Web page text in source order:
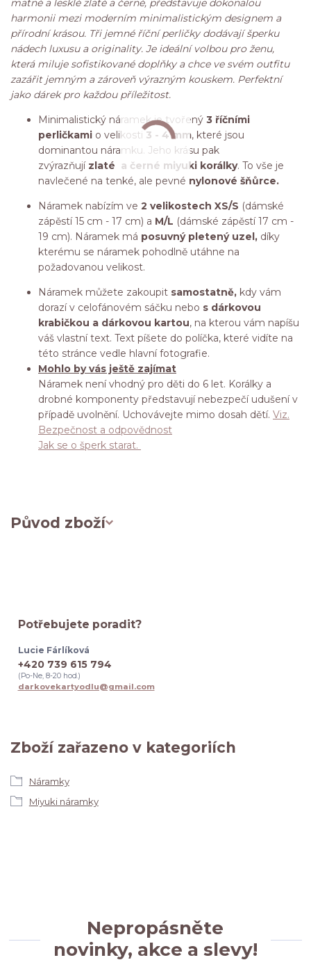
matné a lesklé zlaté a černé, představuje dokonalou
harmonii mezi moderním minimalistickým designem a
přírodní krásou. Tři jemné říční perličky dodávají šperku
nádech luxusu a originality. Je ideální volbou pro ženu,
která miluje sofistikované doplňky a chce ve svém outfitu
zazářit jemným a zároveň výrazným kouskem. Perfektní
jako dárek pro každou příležitost.
Minimalistický náramek je tvořený 3 říčními
perličkami o velikosti 3 - 4 mm, které jsou
dominantou náramku. Jeho krásu pak
zvýrazňují zlaté a černé miyuki korálky. To vše je
navlečené na tenké, ale pevné nylonové šňůrce.
Náramek nabízím ve 2 velikostech XS/S (dámské
zápěstí 15 cm - 17 cm) a M/L (dámské zápěstí 17 cm -
19 cm). Náramek má posuvný pletený uzel, díky
kterému se náramek pohodlně utáhne na
požadovanou velikost.
Náramek můžete zakoupit samostatně, kdy vám
dorazí v celofánovém sáčku nebo s dárkovou
krabičkou a dárkovou kartou, na kterou vám napíšu
váš vlastní text. Text píšete do políčka, které vidíte na
této stránce vedle hlavní fotografie.
Mohlo by vás ještě zajímat
Náramek není vhodný pro děti do 6 let. Korálky a
drobné komponenty představují nebezpečí udušení v
případě uvolnění. Uchovávejte mimo dosah dětí. Viz.
Bezpečnost a odpovědnost
Jak se o šperk starat.
Původ zboží
Zboží zařazeno v kategoriích
Náramky
Miyuki náramky
Potřebujete poradit?
Lucie Fárlíková
+420 739 615 794
(Po-Ne, 8-20 hod.)
darkovekartyodlu@gmail.com
Nepropásněte
novinky, akce a slevy!